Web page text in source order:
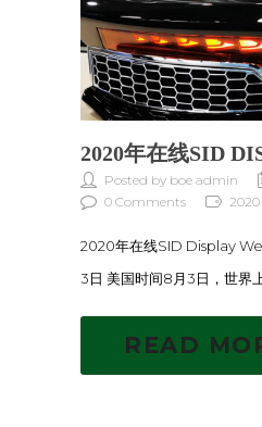
2020年在线SID
Posted by boe admin
0 Comments
2020
2020年在线SID Display
3日 美国时间8月3日，世界
READ